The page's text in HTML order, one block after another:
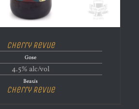
Cherry Revue
Gose
4.5% alc/vol
Beau's
Cherry Revue